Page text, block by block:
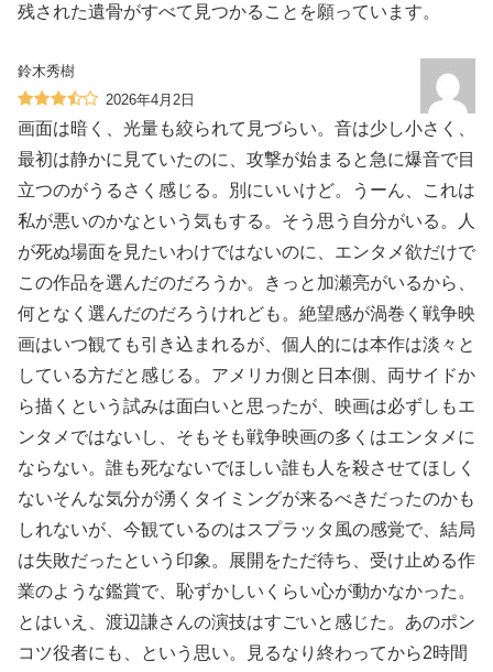
残された遺骨がすべて見つかることを願っています。
鈴木秀樹
2026年4月2日
画面は暗く、光量も絞られて見づらい。音は少し小さく、
最初は静かに見ていたのに、攻撃が始まると急に爆音で目
立つのがうるさく感じる。別にいいけど。うーん、これは
私が悪いのかなという気もする。そう思う自分がいる。人
が死ぬ場面を見たいわけではないのに、エンタメ欲だけで
この作品を選んだのだろうか。きっと加瀬亮がいるから、
何となく選んだのだろうけれども。絶望感が渦巻く戦争映
画はいつ観ても引き込まれるが、個人的には本作は淡々と
している方だと感じる。アメリカ側と日本側、両サイドか
ら描くという試みは面白いと思ったが、映画は必ずしもエ
ンタメではないし、そもそも戦争映画の多くはエンタメに
ならない。誰も死なないでほしい誰も人を殺させてほしく
ないそんな気分が湧くタイミングが来るべきだったのかも
しれないが、今観ているのはスプラッタ風の感覚で、結局
は失敗だったという印象。展開をただ待ち、受け止める作
業のような鑑賞で、恥ずかしいくらい心が動かなかった。
とはいえ、渡辺謙さんの演技はすごいと感じた。あのポン
コツ役者にも、という思い。見るなり終わってから2時間